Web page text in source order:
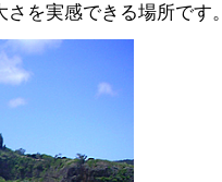
を実感できる場所です。